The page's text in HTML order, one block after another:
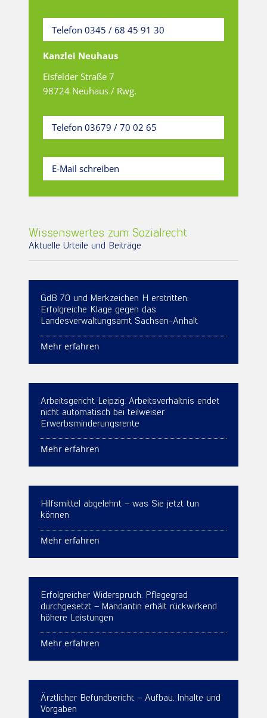
Telefon 0345 / 68 45 91 30
Kanzlei Neuhaus
Eisfelder Straße 7
98724 Neuhaus / Rwg.
Telefon 03679 / 70 02 65
E-Mail schreiben
Wissenswertes zum Sozialrecht
Aktuelle Urteile und Beiträge
GdB 70 und Merkzeichen H erstritten:
Erfolgreiche Klage gegen das
Landesverwaltungsamt Sachsen-Anhalt
Mehr erfahren
Arbeitsgericht Leipzig: Arbeitsverhältnis endet
nicht automatisch bei teilweiser
Erwerbsminderungsrente
Mehr erfahren
Hilfsmittel abgelehnt – was Sie jetzt tun
können
Mehr erfahren
Erfolgreicher Widerspruch: Pflegegrad
durchgesetzt – Mandantin erhält rückwirkend
höhere Leistungen
Mehr erfahren
Ärztlicher Befundbericht – Aufbau, Inhalte und
Vorgaben